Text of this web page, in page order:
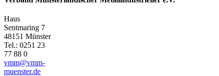
Haus
Sentmaring 7
48151 Münster
Tel.: 0251 23
77 88 0
vmm@vmm-
muenster.de